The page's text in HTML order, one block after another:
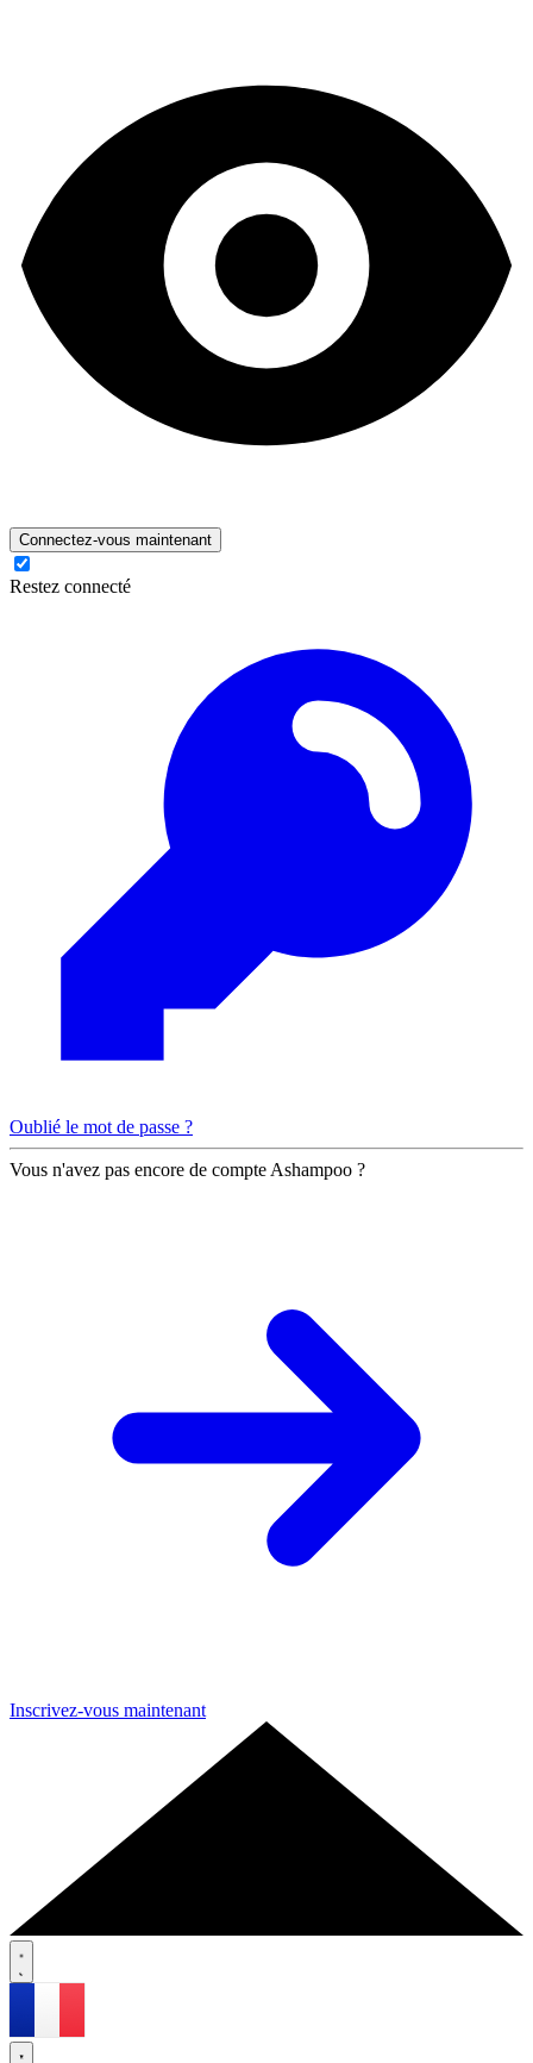
Connectez-vous maintenant
Restez connecté
Oublié le mot de passe ?
Vous n'avez pas encore de compte Ashampoo ?
Inscrivez-vous maintenant